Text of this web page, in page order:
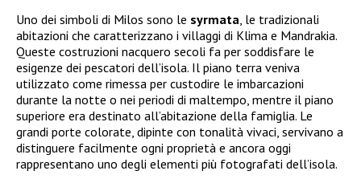
Uno dei simboli di Milos sono le syrmata , le tradizionali
abitazioni che caratterizzano i villaggi di Klima e Mandrakia.
Queste costruzioni nacquero secoli fa per soddisfare le
esigenze dei pescatori dell’isola. Il piano terra veniva
utilizzato come rimessa per custodire le imbarcazioni
durante la notte o nei periodi di maltempo, mentre il piano
superiore era destinato all’abitazione della famiglia. Le
grandi porte colorate, dipinte con tonalità vivaci, servivano a
distinguere facilmente ogni proprietà e ancora oggi
rappresentano uno degli elementi più fotografati dell’isola.